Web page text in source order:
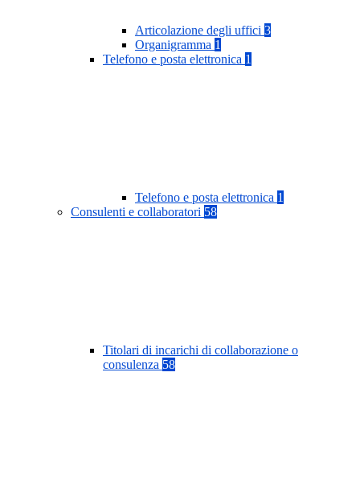
Articolazione degli uffici 3
Organigramma 1
Telefono e posta elettronica 1
Telefono e posta elettronica 1
Consulenti e collaboratori 58
Titolari di incarichi di collaborazione o
consulenza 58